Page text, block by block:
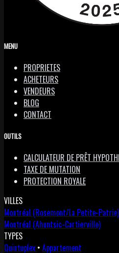
MENU
PROPRIETES
ACHETEURS
VENDEURS
BLOG
CONTACT
OUTILS
CALCULATEUR DE PRÊT
TAXE DE MUTATION
PROTECTION ROYALE
VILLES
Montréal (Rosemont/La Petite-Patrie)
Montréal (Ahuntsic-Cartierville)
TYPES
Quintuplex • Appartement